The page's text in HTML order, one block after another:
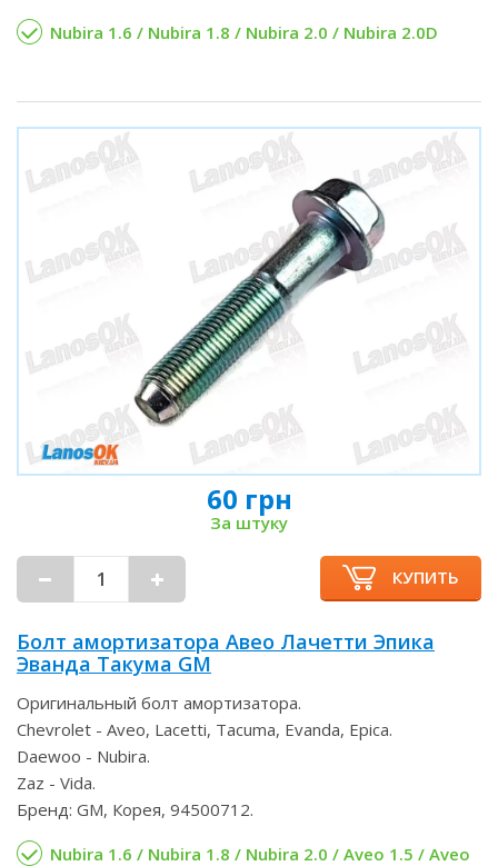
Nubira 1.6 / Nubira 1.8 / Nubira 2.0 / Nubira 2.0D
60 грн
За штуку
КУПИТЬ
Болт амортизатора Авео Лачетти Эпика
Эванда Такума GM
Оригинальный болт амортизатора.
Chevrolet - Aveo, Lacetti, Tacuma, Evanda, Epica.
Daewoo - Nubira.
Zaz - Vida.
Бренд: GM, Корея, 94500712.
Nubira 1.6 / Nubira 1.8 / Nubira 2.0 / Aveo 1.5 / Aveo